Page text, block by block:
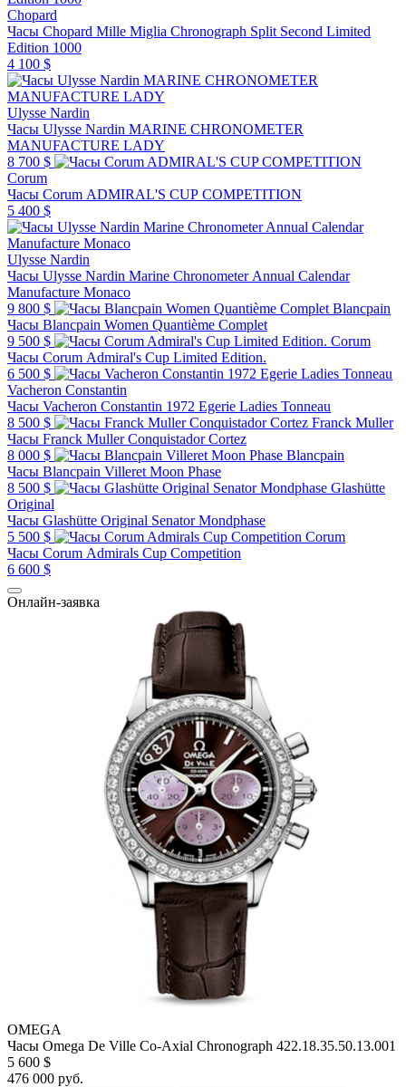
Chopard
Часы Chopard Mille Miglia Chronograph Split Second Limited
Edition 1000
4 100 $
Ulysse Nardin
Часы Ulysse Nardin MARINE CHRONOMETER
MANUFACTURE LADY
8 700 $
Corum
Часы Corum ADMIRAL'S CUP COMPETITION
5 400 $
Ulysse Nardin
Часы Ulysse Nardin Marine Chronometer Annual Calendar
Manufacture Monaco
9 800 $
Blancpain
Часы Blancpain Women Quantième Complet
9 500 $
Corum
Часы Corum Admiral's Cup Limited Edition.
6 500 $
Vacheron Constantin
Часы Vacheron Constantin 1972 Egerie Ladies Tonneau
8 500 $
Franck Muller
Часы Franck Muller Conquistador Cortez
8 000 $
Blancpain
Часы Blancpain Villeret Moon Phase
8 500 $
Glashütte
Original
Часы Glashütte Original Senator Mondphasе
5 500 $
Corum
Часы Corum Admirals Cup Competition
6 600 $
Онлайн-заявка
OMEGA
Часы Omega De Ville Co-Axial Chronograph 422.18.35.50.13.001
5 600 $
476 000 руб.